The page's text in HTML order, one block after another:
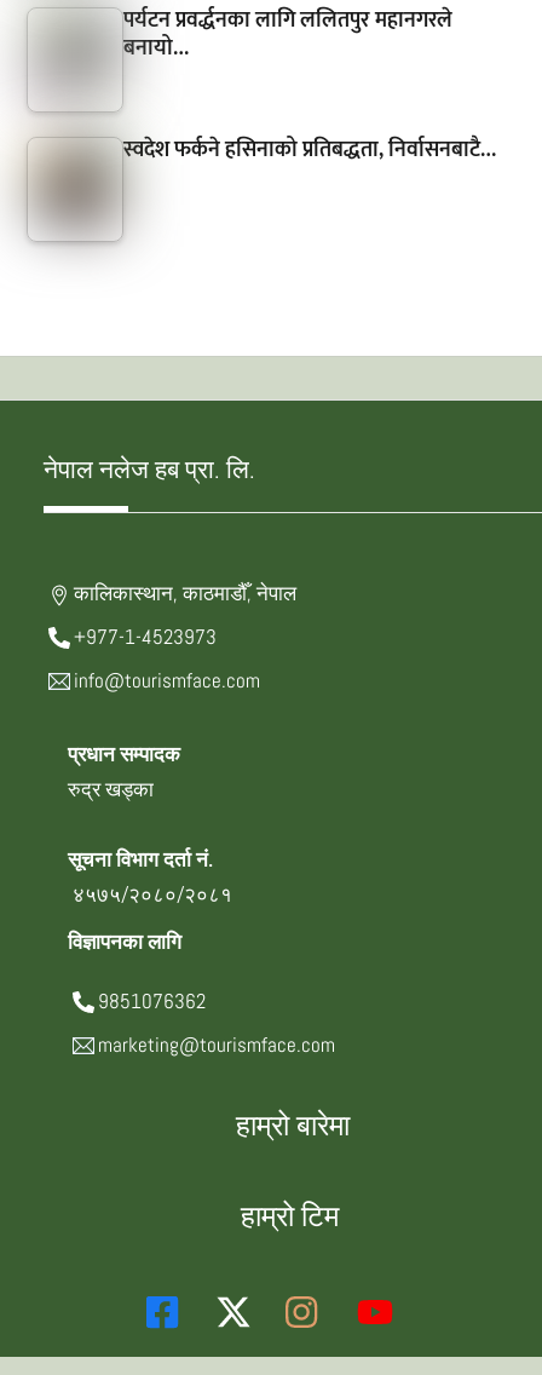
पर्यटन प्रवर्द्धनका लागि ललितपुर महानगरले
बनायो…
स्वदेश फर्कने हसिनाको प्रतिबद्धता, निर्वासनबाटै…
नेपाल नलेज हब प्रा. लि.
कालिकास्थान, काठमाडौँ, नेपाल
+977-1-4523973
info@tourismface.com
प्रधान सम्पादक
रुद्र खड्का
सूचना विभाग दर्ता नं.
४५७५/२०८०/२०८१
विज्ञापनका लागि
9851076362
marketing@tourismface.com
हाम्रो बारेमा
हाम्रो टिम